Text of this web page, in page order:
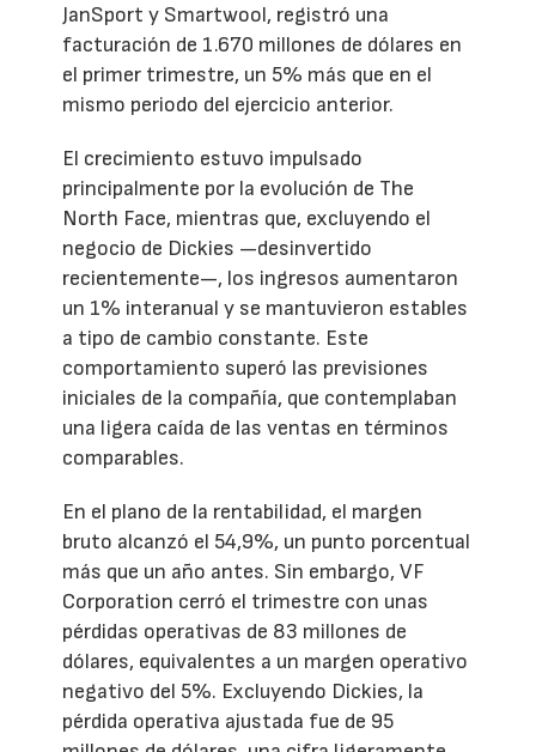
JanSport y Smartwool, registró una
facturación de 1.670 millones de dólares en
el primer trimestre, un 5% más que en el
mismo periodo del ejercicio anterior.
El crecimiento estuvo impulsado
principalmente por la evolución de The
North Face, mientras que, excluyendo el
negocio de Dickies —desinvertido
recientemente—, los ingresos aumentaron
un 1% interanual y se mantuvieron estables
a tipo de cambio constante. Este
comportamiento superó las previsiones
iniciales de la compañía, que contemplaban
una ligera caída de las ventas en términos
comparables.
En el plano de la rentabilidad, el margen
bruto alcanzó el 54,9%, un punto porcentual
más que un año antes. Sin embargo, VF
Corporation cerró el trimestre con unas
pérdidas operativas de 83 millones de
dólares, equivalentes a un margen operativo
negativo del 5%. Excluyendo Dickies, la
pérdida operativa ajustada fue de 95